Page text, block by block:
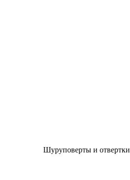
Шуруповерты и отвертки